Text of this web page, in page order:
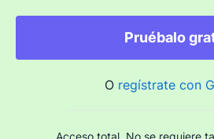
Pruébalo
O regístrate con
Acceso total. No se requiere